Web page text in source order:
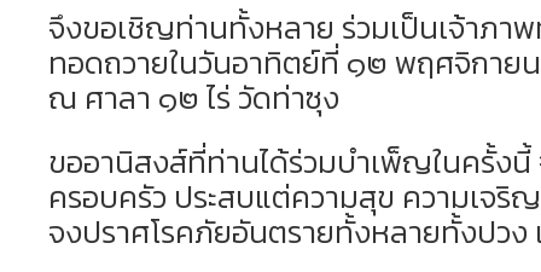
จึงขอเชิญท่านทั้งหลาย ร่วมเป็นเจ้าภา
ทอดถวายในวันอาทิตย์ที่ ๑๒ พฤศจิกาย
ณ ศาลา ๑๒ ไร่ วัดท่าซุง
ขออานิสงส์ที่ท่านได้ร่วมบำเพ็ญในครั้งนี้
ครอบครัว ประสบแต่ความสุข ความเจ
จงปราศโรคภัยอันตรายทั้งหลายทั้งปวง